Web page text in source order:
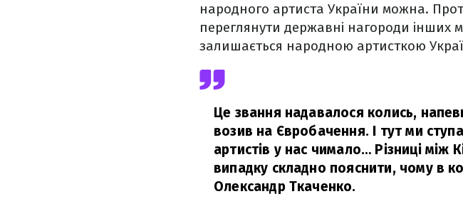
народного артиста України можна.
переглянути державні нагороди інших
залишається народною артисткою
Це звання надавалося колись,
возив на Євробачення. І тут ми
артистів у нас чимало… Різниці
випадку складно пояснити, чому в
Олександр Ткаченко.